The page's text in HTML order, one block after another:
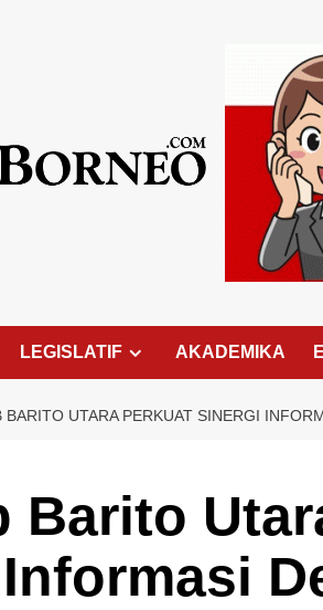
LEGISLATIF AKADEMIKA
BARITO UTARA PERKUAT SINERGI
Barito